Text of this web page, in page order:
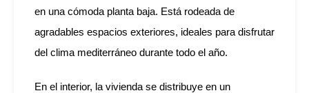
en una cómoda planta baja. Está rodeada de
agradables espacios exteriores, ideales para disfrutar
del clima mediterráneo durante todo el año.
En el interior, la vivienda se distribuye en un